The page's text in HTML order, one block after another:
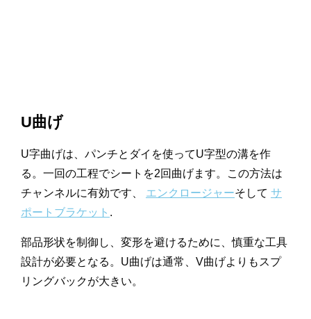
U曲げ
U字曲げは、パンチとダイを使ってU字型の溝を作
る。一回の工程でシートを2回曲げます。この方法は
チャンネルに有効です、 エンクロージャーそして サ
ポートブラケット .
部品形状を制御し、変形を避けるために、慎重な工具
設計が必要となる。U曲げは通常、V曲げよりもスプ
リングバックが大きい。